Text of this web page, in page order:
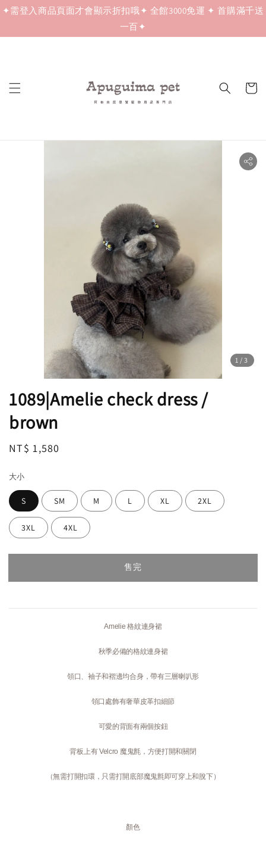
✦需登入商品頁面才會顯示折扣哦✦ 全館3000免運 ✦ 首購滿千送
一百✦
1 /3
1089|Amelie check dress /
brown
Regular
NT$ 1,580
大小
S SM M L XL 2XL
3XL 4XL
售完
Amelie 格紋連身裙
秋季必備的格紋連身裙
領口、袖子和褶邊均合身，帶有三層喇叭形
領口處飾有奢華皮革扣細節
可愛的背面有兩個按鈕
背板上有 Velcro 魔鬼氈，方便打開和關閉
（無需打開扣環，只需打開底部魔鬼氈即可穿上和脫下）
顏色